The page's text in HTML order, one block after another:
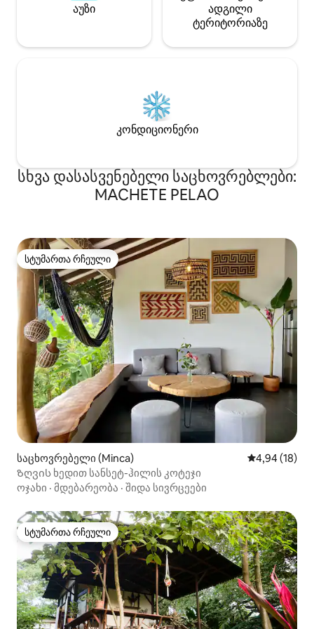
აუზი
ადგილი
ტერიტორიაზე
კონდიციონერი
სხვა დასასვენებელი საცხოვრებლები:
MACHETE PELAO
სტუმართა რჩეული
სტუმართა რჩეული
საცხოვრებელი (Minca) საშუალო
4,94 (18)
Ზღვის ხედით სანსეტ-ჰილის კოტეჯი
ოჯახი · მდებარეობა · შიდა სივრცეები
სტუმართა რჩეული
სტუმართა რჩეული